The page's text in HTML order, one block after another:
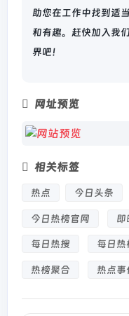
助您在工作中找到适
和有趣。赶快加入我
界吧！
网址预览
相关标签
热点 今日头条
今日热榜官网 即
每日热搜 每日热
热榜聚合 热点事